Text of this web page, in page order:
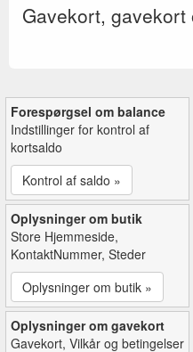
Gavekort,
Forespørgsel om balance
Indstillinger for kontrol af
kortsaldo
Kontrol af saldo »
Oplysninger om butik
Store Hjemmeside,
KontaktNummer, Steder
Oplysninger om butik »
Oplysninger om gavekort
Gavekort, Vilkår og betingelser